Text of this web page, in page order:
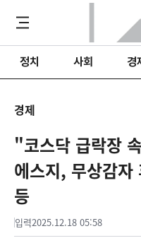
정치 사회 경
경제
"코스닥 급락장
에스지, 무상감자
등
입력2025.12.18 05:58